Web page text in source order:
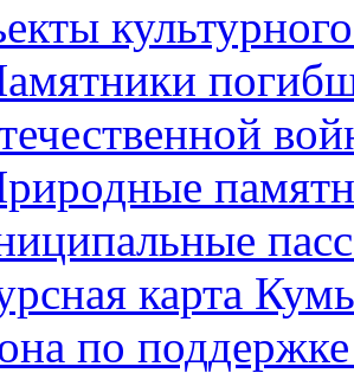
карта
по